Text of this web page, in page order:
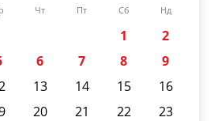
Чт Пт Сб Нд
1
2
6 7 8
9
13 14 15
16
20 21 22
23